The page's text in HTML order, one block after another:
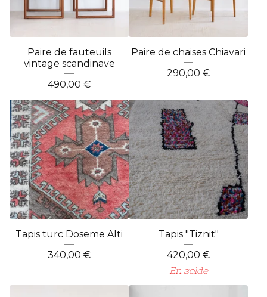
Paire de fauteuils
vintage scandinave
490,00 €
Paire de chaises Chiavari
290,00 €
Tapis turc Doseme Alti
340,00 €
Tapis "Tiznit"
420,00 €
En solde